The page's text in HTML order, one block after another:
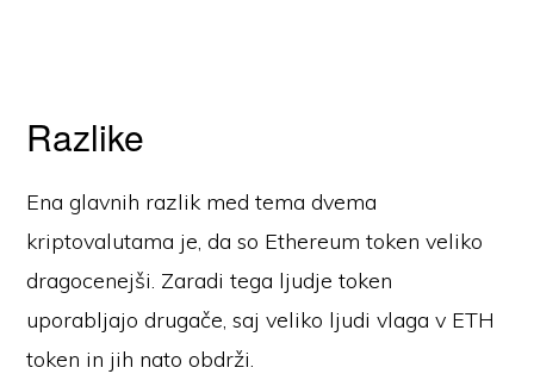
Razlike
Ena glavnih razlik med tema dvema
kriptovalutama je, da so Ethereum token veliko
dragocenejši. Zaradi tega ljudje token
uporabljajo drugače, saj veliko ljudi vlaga v ETH
token in jih nato obdrži.